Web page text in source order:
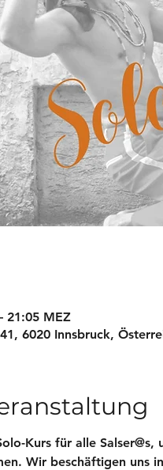
21:05 MEZ
6020 Innsbruck,
Kurs für alle
Wir beschäftigen uns